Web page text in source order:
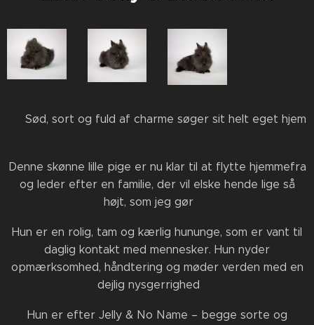
🖤 Sød, sort og fuld af charme søger sit helt eget hjem
Denne skønne lille pige er nu klar til at flytte hjemmefra
og leder efter en familie, der vil elske hende lige så
højt, som jeg gør ❤️
Hun er en rolig, tam og kærlig hununge, som er vant til
daglig kontakt med mennesker. Hun nyder
opmærksomhed, håndtering og møder verden med en
dejlig nysgerrighed 🥰
Hun er efter Jelly & No Name – begge sorte og